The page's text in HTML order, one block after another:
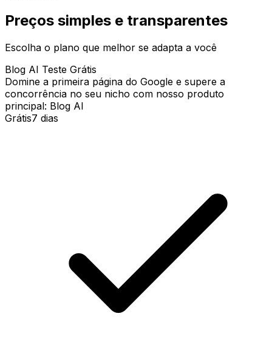
Preços simples e transparentes
Escolha o plano que melhor se adapta a você
Blog AI Teste Grátis
Domine a primeira página do Google e supere a
concorrência no seu nicho com nosso produto
principal: Blog AI
Grátis7 dias